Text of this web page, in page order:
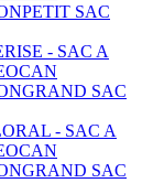
PETIT SAC
GRAND SAC
GRAND SAC